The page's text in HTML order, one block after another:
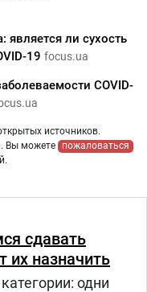
ли сухость
19 focus.ua
COVID-
источников.
Вы можете
пожаловаться
сдавать
их назначить
одни